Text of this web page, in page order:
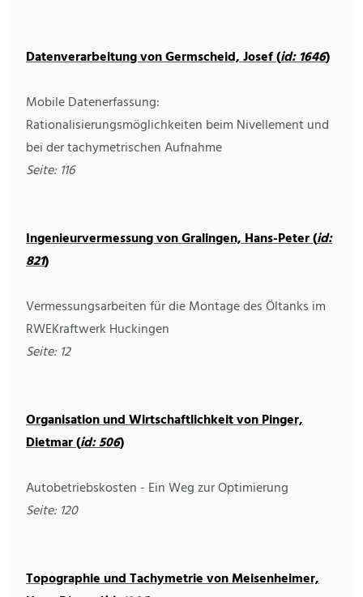
Datenverarbeitung von Germscheid, Josef (id: 1646)
Mobile Datenerfassung:
Rationalisierungsmöglichkeiten beim Nivellement und
bei der tachymetrischen Aufnahme
Seite: 116
Ingenieurvermessung von Gralingen, Hans-Peter (id:
821)
Vermessungsarbeiten für die Montage des Öltanks im
RWEKraftwerk Huckingen
Seite: 12
Organisation und Wirtschaftlichkeit von Pinger,
Dietmar (id: 506)
Autobetriebskosten - Ein Weg zur Optimierung
Seite: 120
Topographie und Tachymetrie von Meisenheimer,